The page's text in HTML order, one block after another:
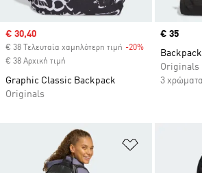
Sale price
€ 30,40
€ 38 Τελευταία χαμηλότερη τιμή -20% Discount
€ 38 Αρχική τιμή
Graphic Classic Backpack
Originals
Price
€ 35
Backpack
Originals
3 χρώματα
Προσθήκη